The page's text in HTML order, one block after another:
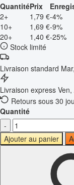
QuantitéPrix
2+
1,79 €-4%
10+
1,69 €-9%
20+
1,40 €-25%
Stock limité
Livraison standard
Livraison express
Retours sous 30
Quantité
-
Ajouter au panier